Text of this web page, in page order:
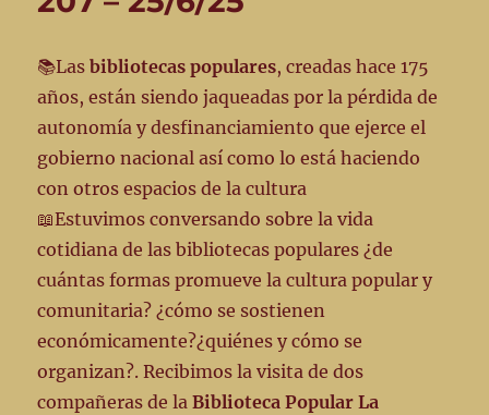
#211
📚Lasbibliotecas populares, creadas hace 175
años, están siendo jaqueadas por la pérdida de
autonomía y desfinanciamiento que ejerce el
gobierno nacional así como lo está haciendo
con otros espacios de la cultura
📖Estuvimos conversando sobre la vida
cotidiana de las bibliotecas populares ¿de
cuántas formas promueve la cultura popular y
comunitaria? ¿cómo se sostienen
económicamente?¿quiénes y cómo se
organizan?. Recibimos la visita de dos
compañeras de laBiblioteca Popular La